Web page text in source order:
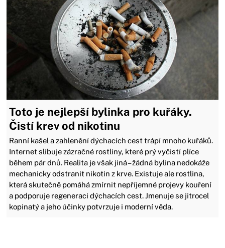
Toto je nejlepší bylinka pro kuřáky.
Čistí krev od nikotinu
Ranní kašel a zahlenění dýchacích cest trápí mnoho kuřáků.
Internet slibuje zázračné rostliny, které prý vyčistí plíce
během pár dnů. Realita je však jiná – žádná bylina nedokáže
mechanicky odstranit nikotin z krve. Existuje ale rostlina,
která skutečně pomáhá zmírnit nepříjemné projevy kouření
a podporuje regeneraci dýchacích cest. Jmenuje se jitrocel
kopinatý a jeho účinky potvrzuje i moderní věda.